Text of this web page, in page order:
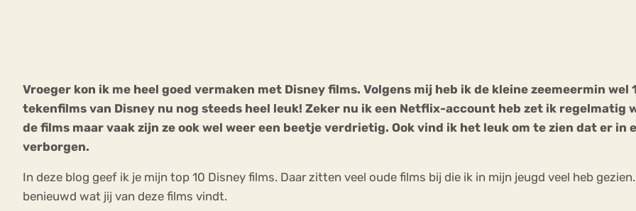
Vroeger kon ik me heel goed vermaken met Disney films. Volgens mij heb ik de kleine zeemeermin
tekenfilms van Disney nu nog steeds heel leuk! Zeker nu ik een Netflix-account heb zet ik regelmatig
de films maar vaak zijn ze ook wel weer een beetje verdrietig. Ook vind ik het leuk om te zien dat er
verborgen.
In deze blog geef ik je mijn top 10 Disney films. Daar zitten veel oude films bij die ik in mijn jeugd veel heb
benieuwd wat jij van deze films vindt.
Boulimia Nervosa Eetstoornis Anorexia Nervosa Eetbuien
Orthorexia